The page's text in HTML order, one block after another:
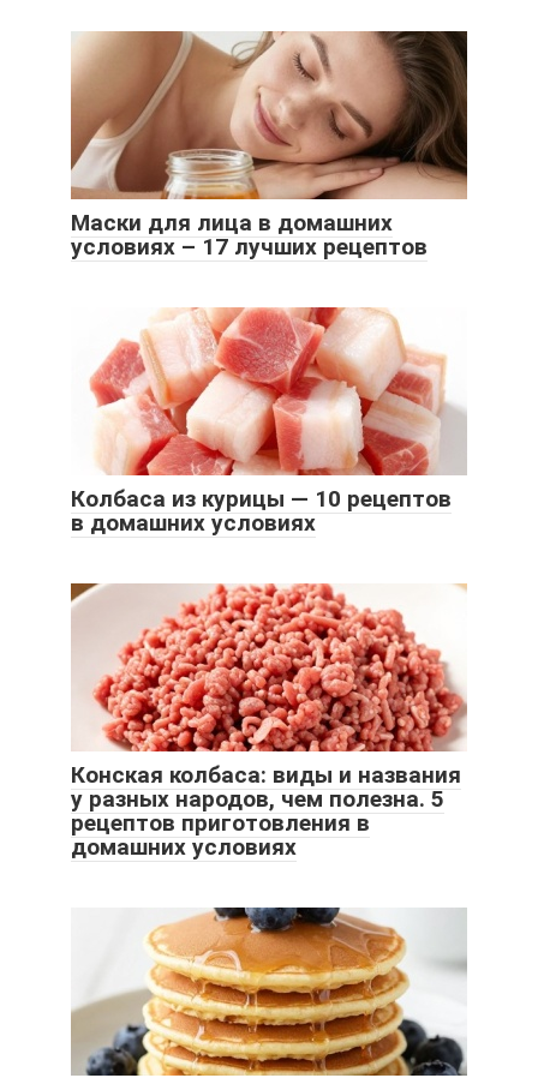
Маски для лица в домашних
условиях – 17 лучших рецептов
Колбаса из курицы — 10 рецептов
в домашних условиях
Конская колбаса: виды и названия
у разных народов, чем полезна. 5
рецептов приготовления в
домашних условиях